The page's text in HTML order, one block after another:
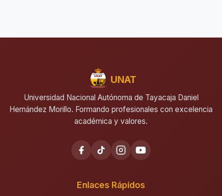
UNAT
Universidad Nacional Autónoma de Tayacaja Daniel
Hernández Morillo. Formando profesionales con excelencia
académica y valores.
Enlaces Rápidos